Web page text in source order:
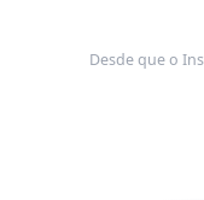
Desde que o